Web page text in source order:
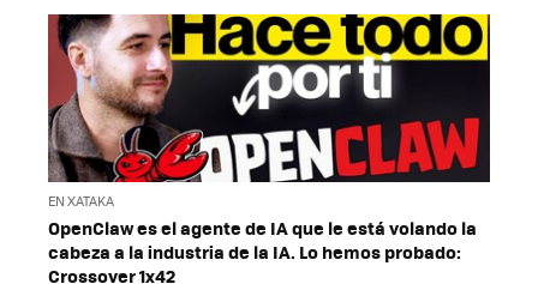
EN XATAKA
OpenClaw es el agente de IA que le está volando la
cabeza a la industria de la IA. Lo hemos probado:
Crossover 1x42